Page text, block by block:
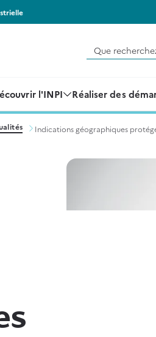
Que
l'INPI Réaliser des
Indications géographiques